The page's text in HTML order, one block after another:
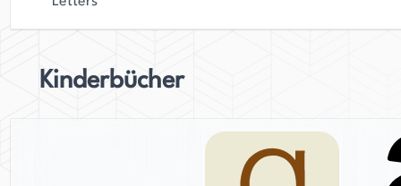
Kinderbücher